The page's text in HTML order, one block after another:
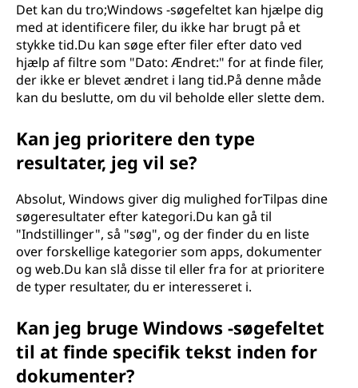
Det kan du tro;Windows -søgefeltet kan hjælpe dig
med at identificere filer, du ikke har brugt på et
stykke tid.Du kan søge efter filer efter dato ved
hjælp af filtre som "Dato: Ændret:" for at finde filer,
der ikke er blevet ændret i lang tid.På denne måde
kan du beslutte, om du vil beholde eller slette dem.
Kan jeg prioritere den type
resultater, jeg vil se?
Absolut, Windows giver dig mulighed forTilpas dine
søgeresultater efter kategori.Du kan gå til
"Indstillinger", så "søg", og der finder du en liste
over forskellige kategorier som apps, dokumenter
og web.Du kan slå disse til eller fra for at prioritere
de typer resultater, du er interesseret i.
Kan jeg bruge Windows -søgefeltet
til at finde specifik tekst inden for
dokumenter?